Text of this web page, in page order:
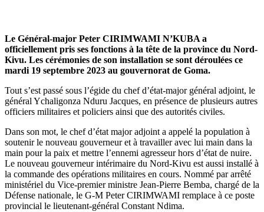
Le Général-major Peter CIRIMWAMI N’KUBA a
officiellement pris ses fonctions à la tête de la province du Nord-
Kivu. Les cérémonies de son installation se sont déroulées ce
mardi 19 septembre 2023 au gouvernorat de Goma.
Tout s’est passé sous l’égide du chef d’état-major général adjoint, le
général Ychaligonza Nduru Jacques, en présence de plusieurs autres
officiers militaires et policiers ainsi que des autorités civiles.
Dans son mot, le chef d’état major adjoint a appelé la population à
soutenir le nouveau gouverneur et à travailler avec lui main dans la
main pour la paix et mettre l’ennemi agresseur hors d’état de nuire.
Le nouveau gouverneur intérimaire du Nord-Kivu est aussi installé à
la commande des opérations militaires en cours. Nommé par arrêté
ministériel du Vice-premier ministre Jean-Pierre Bemba, chargé de la
Défense nationale, le G-M Peter CIRIMWAMI remplace à ce poste
provincial le lieutenant-général Constant Ndima.